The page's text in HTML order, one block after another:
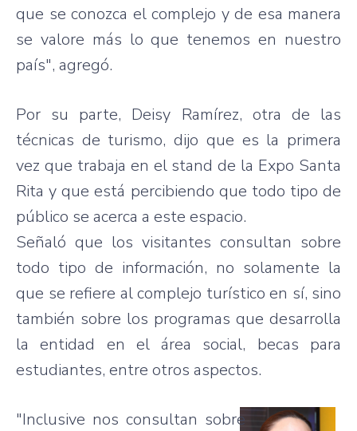
que se conozca el complejo y de esa manera
se valore más lo que tenemos en nuestro
país", agregó.
Por su parte, Deisy Ramírez, otra de las
técnicas de turismo, dijo que es la primera
vez que trabaja en el stand de la Expo Santa
Rita y que está percibiendo que todo tipo de
público se acerca a este espacio.
Señaló que los visitantes consultan sobre
todo tipo de información, no solamente la
que se refiere al complejo turístico en sí, sino
también sobre los programas que desarrolla
la entidad en el área social, becas para
estudiantes, entre otros aspectos.
"Inclusive nos consultan sobre